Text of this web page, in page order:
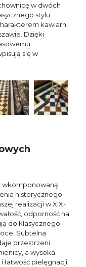
w dwóch
stylu
kawiarni
Dzięki
się w
wkomponowaną
historycznego
realizacji w XIX-
odporność na
do klasycznego
Subtelna
przestrzeni
a wysoka
łatwość pielęgnacji